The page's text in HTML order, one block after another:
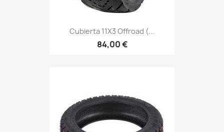
Cubierta 11X3 Offroad (...
84,00 €